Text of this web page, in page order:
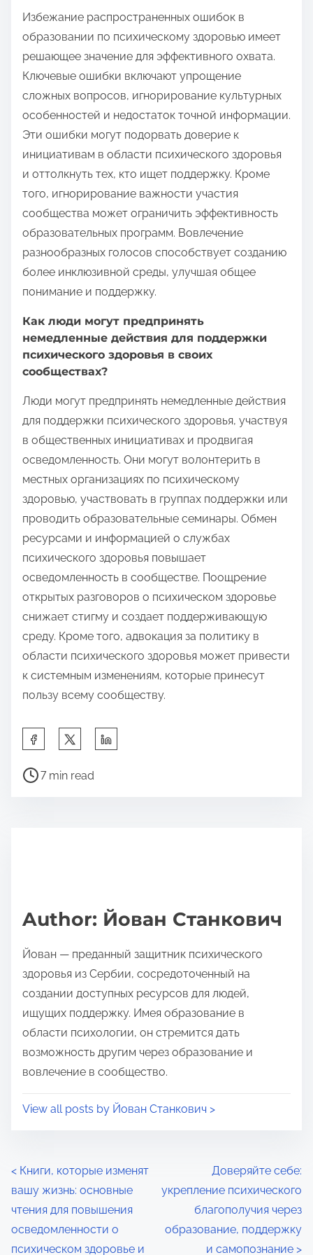
Избежание распространенных ошибок в
образовании по психическому здоровью имеет
решающее значение для эффективного охвата.
Ключевые ошибки включают упрощение
сложных вопросов, игнорирование культурных
особенностей и недостаток точной информации.
Эти ошибки могут подорвать доверие к
инициативам в области психического здоровья
и оттолкнуть тех, кто ищет поддержку. Кроме
того, игнорирование важности участия
сообщества может ограничить эффективность
образовательных программ. Вовлечение
разнообразных голосов способствует созданию
более инклюзивной среды, улучшая общее
понимание и поддержку.
Как люди могут предпринять
немедленные действия для поддержки
психического здоровья в своих
сообществах?
Люди могут предпринять немедленные действия
для поддержки психического здоровья, участвуя
в общественных инициативах и продвигая
осведомленность. Они могут волонтерить в
местных организациях по психическому
здоровью, участвовать в группах поддержки или
проводить образовательные семинары. Обмен
ресурсами и информацией о службах
психического здоровья повышает
осведомленность в сообществе. Поощрение
открытых разговоров о психическом здоровье
снижает стигму и создает поддерживающую
среду. Кроме того, адвокация за политику в
области психического здоровья может привести
к системным изменениям, которые принесут
пользу всему сообществу.
a
p
s
t
o
n
:
P
t
i
7 min read
Author: Йован Станкович
Йован — преданный защитник психического
здоровья из Сербии, сосредоточенный на
создании доступных ресурсов для людей,
ищущих поддержку. Имея образование в
области психологии, он стремится дать
возможность другим через образование и
вовлечение в сообщество.
View all posts by Йован Станкович >
P
o
s
< Книги, которые изменят
вашу жизнь: основные
чтения для повышения
осведомленности о
психическом здоровье и
Доверяйте себе:
укрепление психического
благополучия через
образование, поддержку
и самопознание >